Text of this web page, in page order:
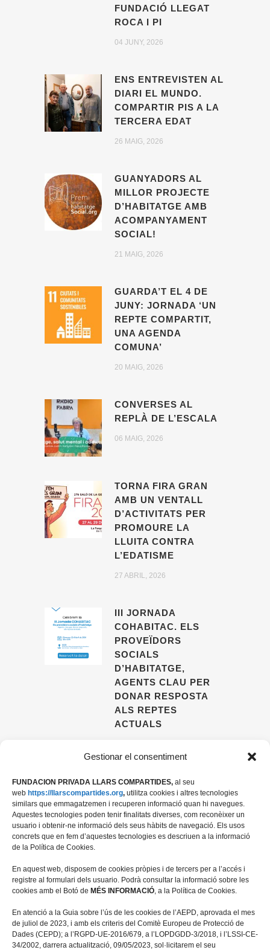
Gestionar el consentiment
FUNDACION PRIVADA LLARS COMPARTIDES, al seu
web https://llarscompartides.org, utilitza cookies i altres tecnologies
similars que emmagatzemen i recuperen informació quan hi navegues.
Aquestes tecnologies poden tenir finalitats diverses, com reconèixer un
usuario i obtenir-ne informació dels seus hàbits de navegació. Els usos
concrets que en fem d’aquestes tecnologies es descriuen a la informació
de la Política de Cookies.
En aquest web, disposem de cookies pròpies i de tercers per a l’accés i
registre al formulari dels usuario. Podrà consultar la informació sobre les
cookies amb el Botó de MÉS INFORMACIÓ, a la Política de Cookies.
En atenció a la Guia sobre l’ús de les cookies de l’AEPD, aprovada el mes
de juliol de 2023, i amb els criteris del Comitè Europeu de Protecció de
Dades (CEPD); a l’RGPD-UE-2016/679, a l’LOPDGDD-3/2018, i l’LSSI-CE-
34/2002, darrera actualització, 09/05/2023, sol·licitarem el seu
FUNDACIÓ LLEGAT
ROCA I PI
04 JUNY, 2026
ENS ENTREVISTEN AL
DIARI EL MUNDO.
COMPARTIR PIS A LA
TERCERA EDAT
26 MAIG, 2026
GUANYADORS AL
MILLOR PROJECTE
D’HABITATGE AMB
ACOMPANYAMENT
SOCIAL!
21 MAIG, 2026
GUARDA’T EL 4 DE
JUNY: JORNADA ‘UN
REPTE COMPARTIT,
UNA AGENDA
COMUNA’
20 MAIG, 2026
CONVERSES AL
REPLÀ DE L’ESCALA
06 MAIG, 2026
TORNA FIRA GRAN
AMB UN VENTALL
D’ACTIVITATS PER
PROMOURE LA
LLUITA CONTRA
L’EDATISME
27 ABRIL, 2026
III JORNADA
COHABITAC. ELS
PROVEÏDORS
SOCIALS
D’HABITATGE,
AGENTS CLAU PER
DONAR RESPOSTA
ALS REPTES
ACTUALS
08028 Barcelona
+34 934 498 676